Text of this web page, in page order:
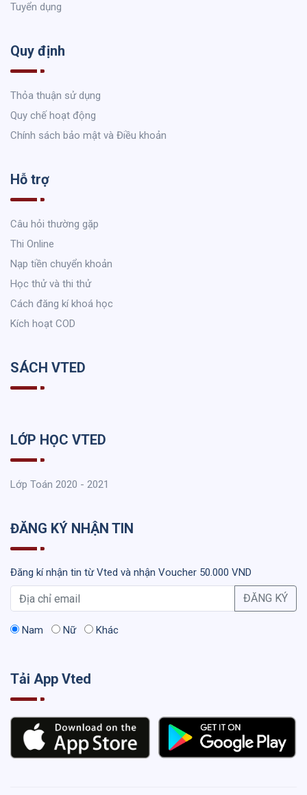
Tuyển dụng
Quy định
Thỏa thuận sử dụng
Quy chế hoạt động
Chính sách bảo mật và Điều khoản
Hỗ trợ
Câu hỏi thường gặp
Thi Online
Nạp tiền chuyển khoản
Học thử và thi thử
Cách đăng kí khoá học
Kích hoạt COD
SÁCH VTED
LỚP HỌC VTED
Lớp Toán 2020 - 2021
ĐĂNG KÝ NHẬN TIN
Đăng kí nhận tin từ Vted và nhận Voucher 50.000 VND
ĐĂNG KÝ
Nam Nữ Khác
Tải App Vted